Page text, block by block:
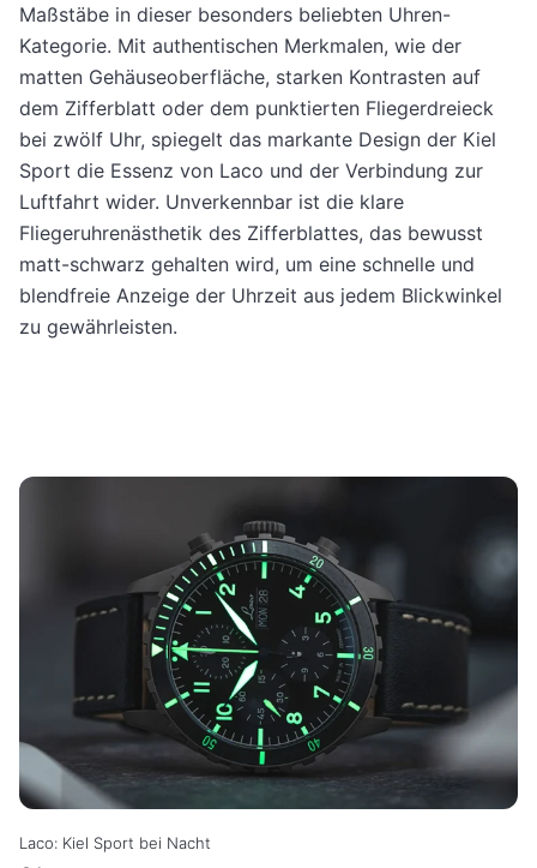
Maßstäbe in dieser besonders beliebten Uhren-
Kategorie. Mit authentischen Merkmalen, wie der
matten Gehäuseoberfläche, starken Kontrasten auf
dem Zifferblatt oder dem punktierten Fliegerdreieck
bei zwölf Uhr, spiegelt das markante Design der Kiel
Sport die Essenz von Laco und der Verbindung zur
Luftfahrt wider. Unverkennbar ist die klare
Fliegeruhrenästhetik des Zifferblattes, das bewusst
matt-schwarz gehalten wird, um eine schnelle und
blendfreie Anzeige der Uhrzeit aus jedem Blickwinkel
zu gewährleisten.
Laco: Kiel Sport bei Nacht